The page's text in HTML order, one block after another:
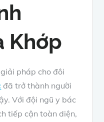
Khớp
pháp cho đôi
đã trở thành người
Với đội ngũ y bác
tiếp cận toàn diện,